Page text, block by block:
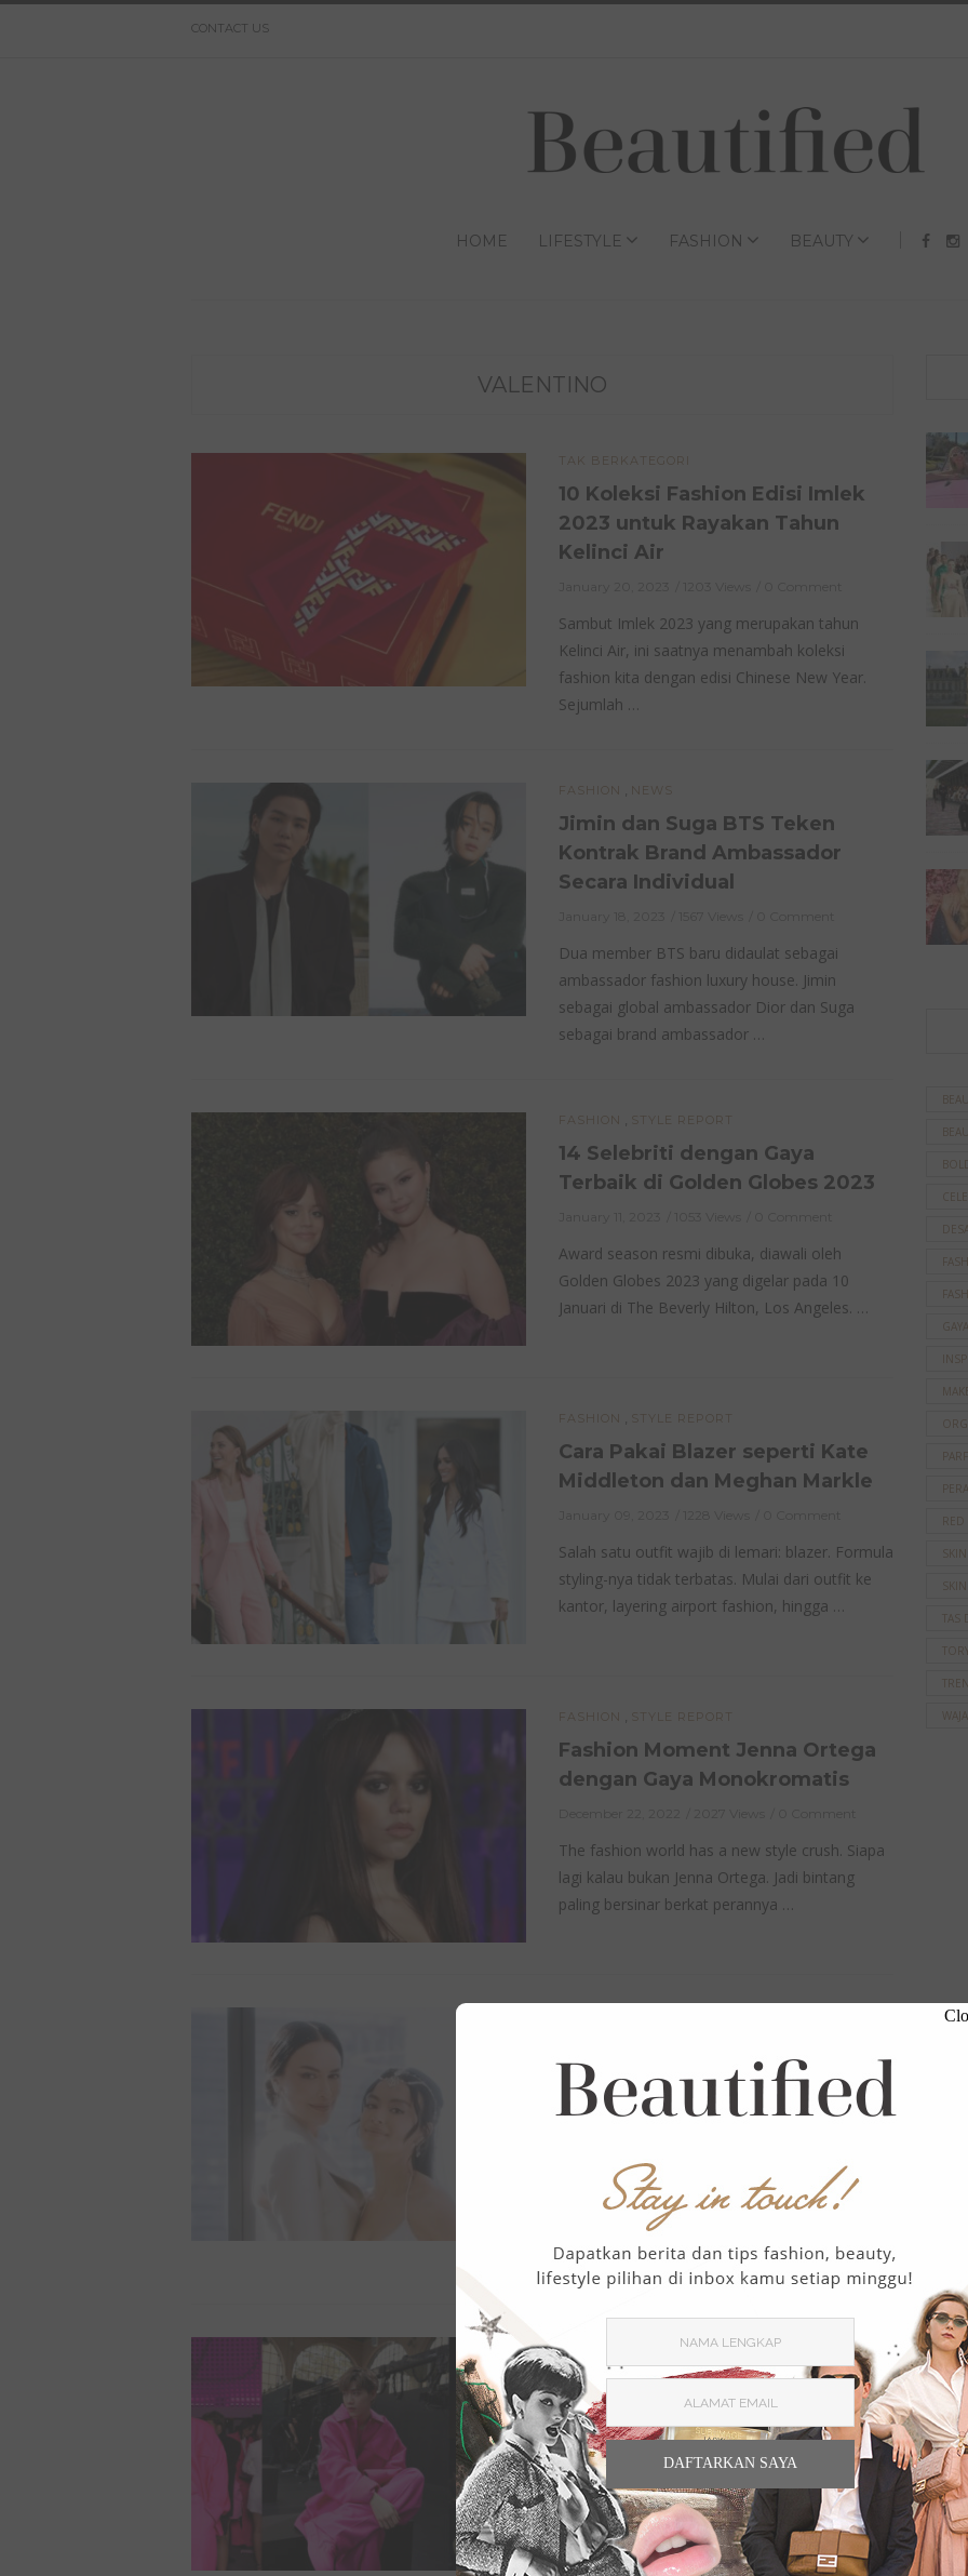
CONTACT US
HOME LIFESTYLE FASHION BEAUTY
VALENTINO
TAK BERKATEGORI
10 Koleksi Fashion Edisi Imlek
2023 untuk Rayakan Tahun
Kelinci Air
Sambut Imlek 2023 yang merupakan tahun
Kelinci Air, ini saatnya menambah koleksi
fashion kita dengan edisi Chinese New Year.
Sejumlah …
FASHION NEWS
Jimin dan Suga BTS Teken
Kontrak Brand Ambassador
Secara Individual
Dua member BTS baru didaulat sebagai
ambassador fashion luxury house. Jimin
sebagai global ambassador Dior dan Suga
sebagai brand ambassador …
FASHION STYLE REPORT
14 Selebriti dengan Gaya
Terbaik di Golden Globes 2023
Award season resmi dibuka, diawali oleh
Golden Globes 2023 yang digelar pada 10
Januari di The Beverly Hilton, Los Angeles. …
FASHION STYLE REPORT
Cara Pakai Blazer seperti Kate
Middleton dan Meghan Markle
Salah satu outfit wajib di lemari: blazer. Formula
styling-nya tidak terbatas. Mulai dari outfit ke
kantor, layering airport fashion, hingga …
FASHION STYLE REPORT
Fashion Moment Jenna Ortega
dengan Gaya Monokromatis
The fashion world has a new style crush. Siapa
lagi kalau bukan Jenna Ortega. Jadi bintang
paling bersinar berkat perannya …
Anak Artis Indonesia Paling
Stylish
Selamat Hari Ibu Nasional! Dalam rangka
memperingati hari istimewa untuk semua ibu
hebat 22 Desember ini, mari mengulik gaya
stylish …
FASHION STYLE REPORT
Gaya Selebriti Pria dengan
Valentino Pink PP, Bukti Pink
Warna Maskulin
November 30, 2022 1438 Views 0 Comment
Pink memang identik dengan warna feminin.
Tapi Valentino tunjukkan pink adalah warna
universal yang flattering bagi laki-laki dan
RED
TAS
DAFTARKAN SAYA